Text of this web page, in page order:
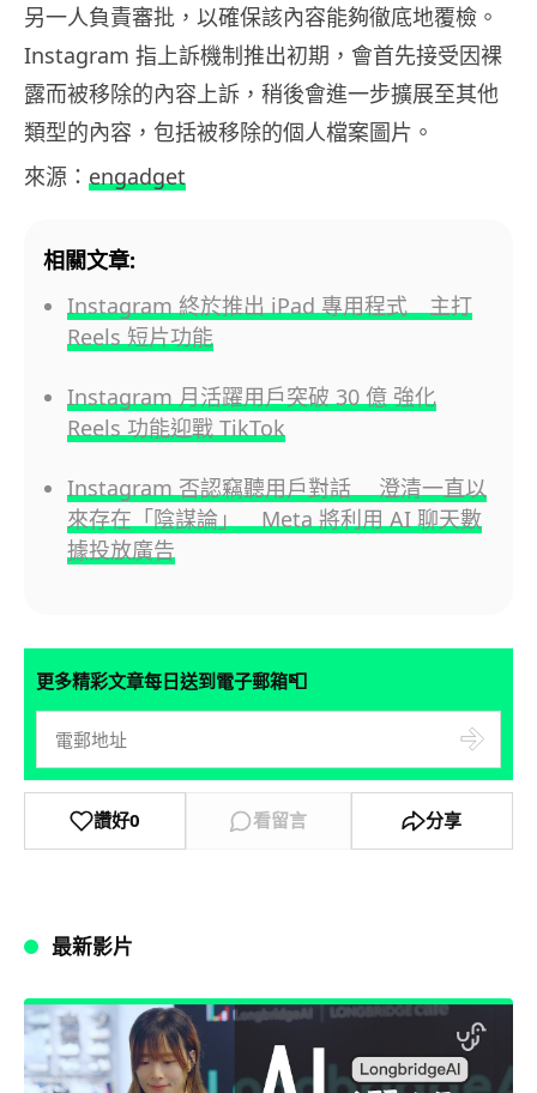
另一人負責審批，以確保該內容能夠徹底地覆檢。
Instagram 指上訴機制推出初期，會首先接受因裸
露而被移除的內容上訴，稍後會進一步擴展至其他
類型的內容，包括被移除的個人檔案圖片。
來源： engadget
相關文章:
Instagram 終於推出 iPad 專用程式 主打
Reels 短片功能
Instagram 月活躍用戶突破 30 億 強化
Reels 功能迎戰 TikTok
Instagram 否認竊聽用戶對話 澄清一直以
來存在「陰謀論」 Meta 將利用 AI 聊天數
據投放廣告
更多精彩文章每日送到電子郵箱📮
讚好0 看留言 分享
最新影片